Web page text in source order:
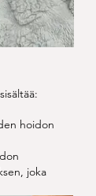
hoidon
joka